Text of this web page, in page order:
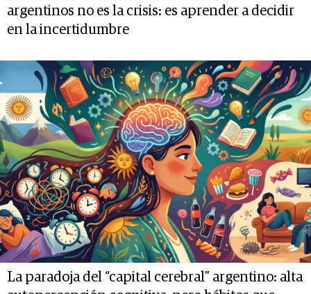
argentinos no es la crisis: es aprender a decidir
en la incertidumbre
La paradoja del “capital cerebral” argentino: alta